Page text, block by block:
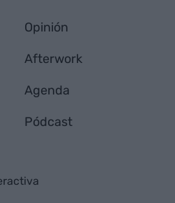
Opinión
Afterwork
Agenda
Pódcast